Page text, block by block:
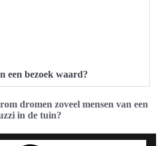
een bezoek waard?
dromen zoveel mensen van een
in de tuin?